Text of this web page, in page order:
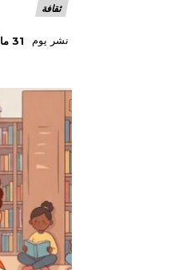
ثقافة
نشر يوم 31 مايو 2026